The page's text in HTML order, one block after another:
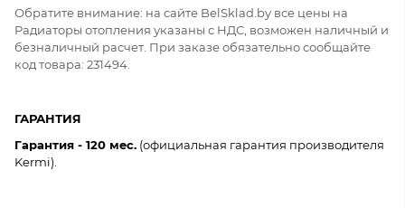
Обратите внимание: на сайте BelSklad.by все цены на
Радиаторы отопления указаны с НДС, возможен наличный и
безналичный расчет. При заказе обязательно сообщайте
код товара: 231494.
ГАРАНТИЯ
Гарантия - 120 мес. (официальная гарантия производителя
Kermi).